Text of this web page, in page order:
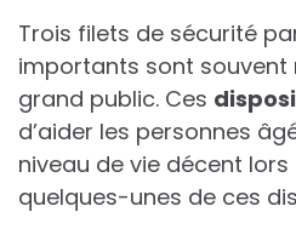
Trois filets de sécurité
importants sont souvent
grand public. Ces
d’aider les personnes
niveau de vie décent
quelques-unes de ces